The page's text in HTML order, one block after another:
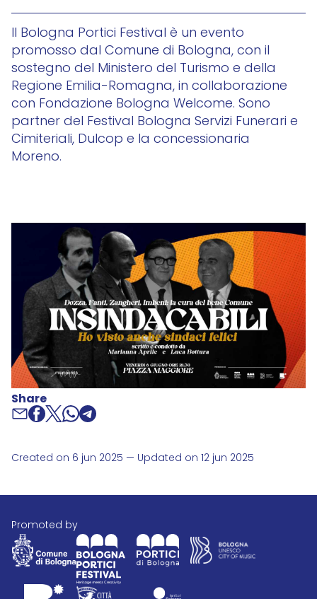
Il Bologna Portici Festival è un evento
promosso dal Comune di Bologna, con il
sostegno del Ministero del Turismo e della
Regione Emilia-Romagna, in collaborazione
con Fondazione Bologna Welcome. Sono
partner del Festival Bologna Servizi Funerari e
Cimiteriali, Dulcop e la concessionaria
Moreno.
Share
Created on 6 jun 2025 — Updated on 12 jun 2025
promoted by